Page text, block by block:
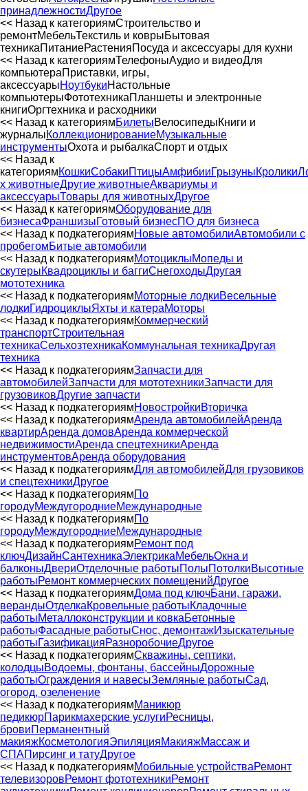
принадлежностиДругое
<< Назад к категориямСтроительство и
ремонтМебельТекстиль и коврыБытовая
техникаПитаниеРастенияПосуда и аксессуары для кухни
<< Назад к категориямТелефоныАудио и видеоДля
компьютераПриставки, игры,
аксессуарыНоутбукиНастольные
компьютерыФототехникаПланшеты и электронные
книгиОргтехника и расходники
<< Назад к категориямБилетыВелосипедыКниги и
журналыКоллекционированиеМузыкальные
инструментыОхота и рыбалкаСпорт и отдых
<< Назад к
категориямКошкиСобакиПтицыАмфибииГрызуныКролики
х животныеДругие животныеАквариумы и
аксессуарыТовары для животныхДругое
<< Назад к категориямОборудование для
бизнесаФраншизыГотовый бизнесПО для бизнеса
<< Назад к подкатегориямНовые автомобилиАвтомобили с
пробегомБитые автомобили
<< Назад к подкатегориямМотоциклыМопеды и
скутерыКвадроциклы и баггиСнегоходыДругая
мототехника
<< Назад к подкатегориямМоторные лодкиВесельные
лодкиГидроциклыЯхты и катераМоторы
<< Назад к подкатегориямКоммерческий
транспортСтроительная
техникаСельхозтехникаКоммунальная техникаДругая
техника
<< Назад к подкатегориямЗапчасти для
автомобилейЗапчасти для мототехникиЗапчасти для
грузовиковДругие запчасти
<< Назад к подкатегориямНовостройкиВторичка
<< Назад к подкатегориямАренда автомобилейАренда
квартирАренда домовАренда коммерческой
недвижимостиАренда спецтехникиАренда
инструментовАренда оборудования
<< Назад к подкатегориямДля автомобилейДля грузовиков
и спецтехникиДругое
<< Назад к подкатегориямПо
городуМеждугородниеМеждународные
<< Назад к подкатегориямПо
городуМеждугородниеМеждународные
<< Назад к подкатегориямРемонт под
ключДизайнСантехникаЭлектрикаМебельОкна и
балконыДвериОтделочные работыПолыПотолкиВысотные
работыРемонт коммерческих помещенийДругое
<< Назад к подкатегориямДома под ключБани, гаражи,
верандыОтделкаКровельные работыКладочные
работыМеталлоконструкции и ковкаБетонные
работыФасадные работыСнос, демонтажИзыскательные
работыГазификацияРазноробочиеДругое
<< Назад к подкатегориямСкважины, септики,
колодцыВодоемы, фонтаны, бассейныДорожные
работыОграждения и навесыЗемляные работыСад,
огород, озеленение
<< Назад к подкатегориямМаникюр
педикюрПарикмахерские услугиРесницы,
бровиПерманентный
макияжКосметологияЭпиляцияМакияжМассаж и
СПАПирсинг и татуДругое
<< Назад к подкатегориямМобильные устройстваРемонт
телевизоровРемонт фототехникиРемонт